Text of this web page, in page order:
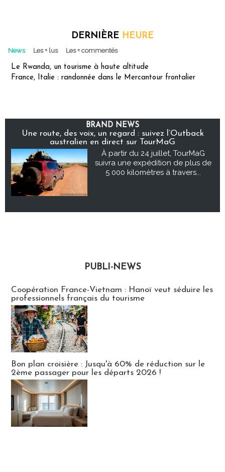
DERNIÈRE HEURE
News Les + lus Les + commentés
Le Rwanda, un tourisme à haute altitude
France, Italie : randonnée dans le Mercantour frontalier
BRAND NEWS
Une route, des voix, un regard : suivez l’Outback
australien en direct sur TourMaG
À partir du 24 juillet, TourMaG
suivra une expédition de plus de
5 000 kilomètres à travers...
PUBLI-NEWS
Coopération France-Vietnam : Hanoï veut séduire les
professionnels français du tourisme
Bon plan croisière : Jusqu'à 60% de réduction sur le
2ème passager pour les départs 2026 !